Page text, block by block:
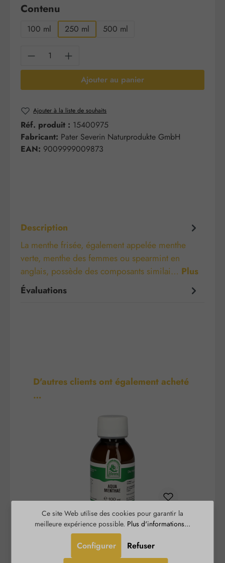
Sélectionnez
Contenu
100 ml 250 ml 500 ml
Quantité de produit : Entrez la quantité
Ajouter au panier
Ajouter à la liste de souhaits
Réf. produit : 15400975
Fabricant: Pater Severin Naturprodukte GmbH
EAN: 9009999009873
Description
La menthe frisée, également appelée menthe
verte, menthe des femmes ou spearmint en
anglais, possède des composants similai… Plus
Évaluations
Ignorer la galerie de produits
D'autres clients ont également acheté
…
Aqua Menthae
Le St. Severin Aqua Menthae dégage une odeur
Ce site Web utilise des cookies pour garantir la
meilleure expérience possible. Plus d'informations...
Refuser
Configurer